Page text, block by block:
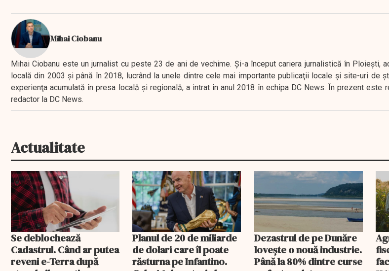
Mihai Ciobanu
Mihai Ciobanu este un jurnalist cu peste 23 de ani de vechime. Şi-a început cariera jurnalistică în Ploieşti,
locală din 2003 şi până în 2018, lucrând la unele dintre cele mai importante publicaţii locale şi site-uri de
experienţa acumulată în presa locală şi regională, a intrat în anul 2018 în echipa DC News. În prezent este
redactor la DC News.
Actualitate
Se deblochează
Cadastrul. Când ar putea
reveni e-Terra după
Planul de 20 de miliarde
de dolari care îl poate
răsturna pe Infantino.
Dezastrul de pe Dunăre
lovește o nouă industrie.
Până la 80% dintre curse